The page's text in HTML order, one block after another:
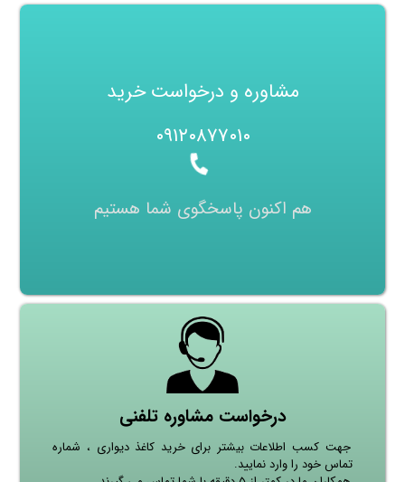
مشاوره و درخواست خرید
۰۹۱۲۰۸۷۷۰۱۰
هم اکنون پاسخگوی شما هستیم
درخواست مشاوره تلفنی
جهت کسب اطلاعات بیشتر برای خرید کاغذ دیواری ، شماره
تماس خود را وارد نمایید.